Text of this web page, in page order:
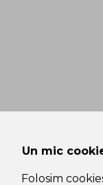
Un mic
Folosim